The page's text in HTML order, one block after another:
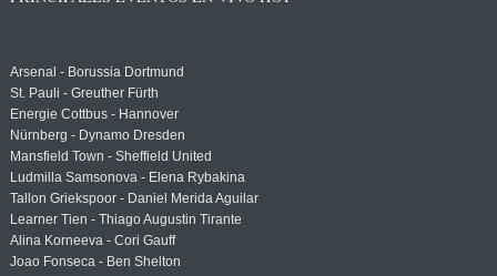
Arsenal - Borussia Dortmund
St. Pauli - Greuther Fürth
Energie Cottbus - Hannover
Nürnberg - Dynamo Dresden
Mansfield Town - Sheffield United
Ludmilla Samsonova - Elena Rybakina
Tallon Griekspoor - Daniel Merida Aguilar
Learner Tien - Thiago Augustin Tirante
Alina Korneeva - Cori Gauff
Joao Fonseca - Ben Shelton